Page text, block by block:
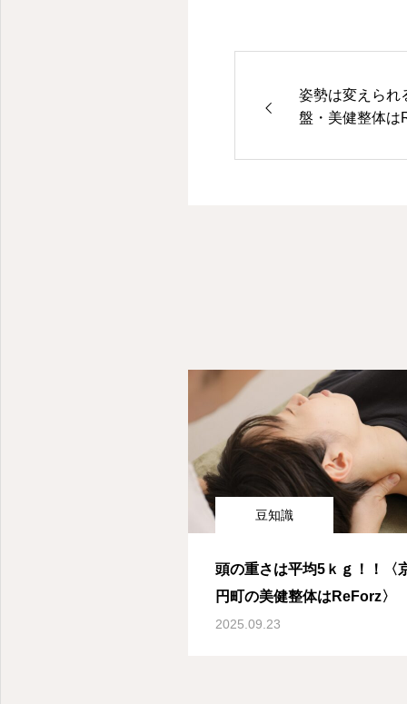
姿勢は変えられ
盤・美健整体は
豆知識
頭の重さは平均5ｋｇ！！〈
円町の美健整体はReForz〉
2025.09.23